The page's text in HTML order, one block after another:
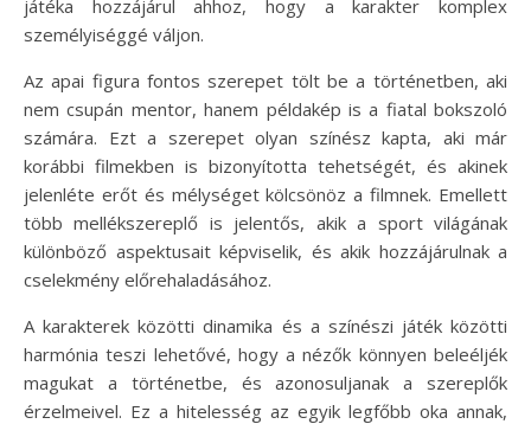
játéka hozzájárul ahhoz, hogy a karakter komplex
személyiséggé váljon.
Az apai figura fontos szerepet tölt be a történetben, aki
nem csupán mentor, hanem példakép is a fiatal bokszoló
számára. Ezt a szerepet olyan színész kapta, aki már
korábbi filmekben is bizonyította tehetségét, és akinek
jelenléte erőt és mélységet kölcsönöz a filmnek. Emellett
több mellékszereplő is jelentős, akik a sport világának
különböző aspektusait képviselik, és akik hozzájárulnak a
cselekmény előrehaladásához.
A karakterek közötti dinamika és a színészi játék közötti
harmónia teszi lehetővé, hogy a nézők könnyen beleéljék
magukat a történetbe, és azonosuljanak a szereplők
érzelmeivel. Ez a hitelesség az egyik legfőbb oka annak,